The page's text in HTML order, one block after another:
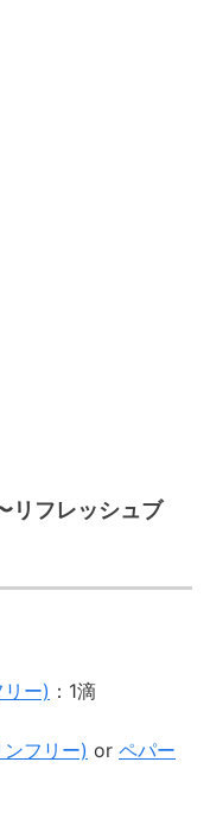
リフレッシュブ
ー) ：1滴
フリー) or ペパー